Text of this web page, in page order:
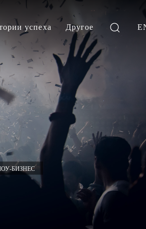
успеха Другое
БИЗНЕС